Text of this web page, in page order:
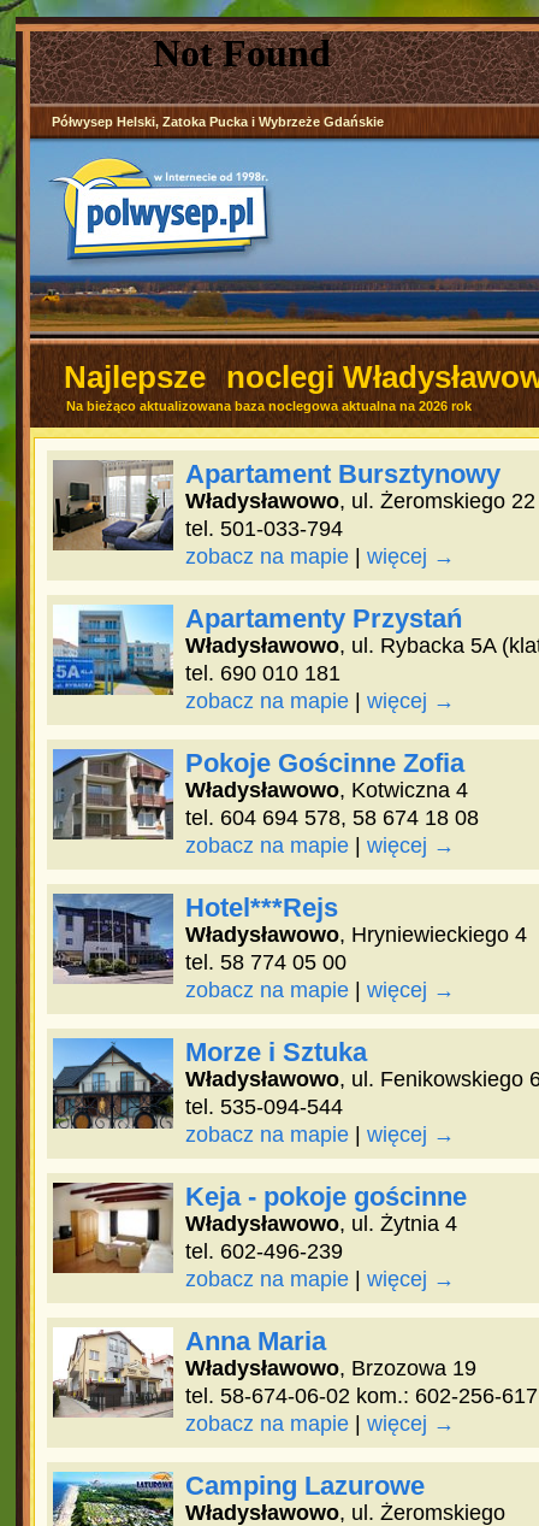
Półwysep Helski, Zatoka Pucka i Wybrzeże Gdańskie
Najlepsze noclegi
Na bieżąco aktualizowana baza noclegowa aktualna na 2026 rok
Apartament Bursztynowy
Władysławowo, ul. Żeromskiego 22
tel. 501-033-794
zobacz na mapie| więcej →
Apartamenty Przystań
Władysławowo, ul. Rybacka 5A
tel. 690 010 181
zobacz na mapie| więcej →
Pokoje Gościnne Zofia
Władysławowo, Kotwiczna 4
tel. 604 694 578, 58 674 18 08
zobacz na mapie| więcej →
Hotel***Rejs
Władysławowo, Hryniewieckiego 4
tel. 58 774 05 00
zobacz na mapie| więcej →
Morze i Sztuka
Władysławowo, ul. Fenikowskiego
tel. 535-094-544
zobacz na mapie| więcej →
Keja - pokoje gościnne
Władysławowo, ul. Żytnia 4
tel. 602-496-239
zobacz na mapie| więcej →
Anna Maria
Władysławowo, Brzozowa 19
tel. 58-674-06-02 kom.: 602-256-617
zobacz na mapie| więcej →
Camping Lazurowe
Władysławowo, ul. Żeromskiego